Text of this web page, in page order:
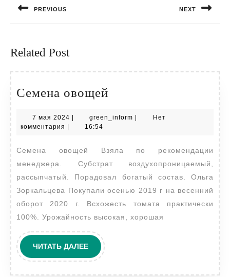
записям
PREVIOUS NEXT
Related Post
Семена овощей
7 мая 2024 7
green_inform green_inform
Нет
комментария
16:54
Семена овощей Взяла по рекомендации
менеджера. Субстрат воздухопроницаемый,
рассыпчатый. Порадовал богатый состав. Ольга
Зоркальцева Покупали осенью 2019 г на весенний
оборот 2020 г. Всхожесть томата практически
100%. Урожайность высокая, хорошая
ЧИТАТЬ ДАЛЕЕЧИТАТЬ
ДАЛЕЕ